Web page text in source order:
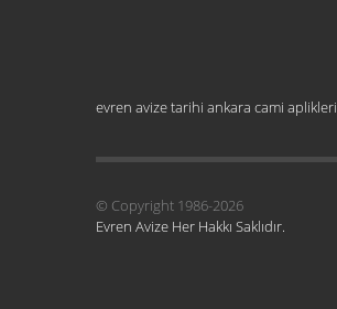
evren avize tarihi ankara cami aplikleri
© Copyright 1986-2026
Evren Avize Her Hakkı Saklıdır.